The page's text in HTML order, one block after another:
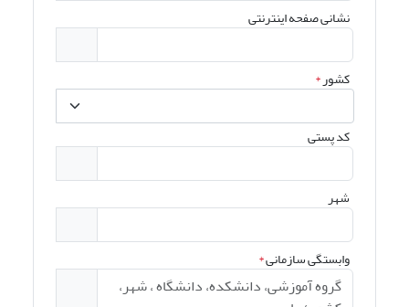
نشانی صفحه اینترنتی
کشور*
کد پستی
شهر
وابستگی سازمانی*